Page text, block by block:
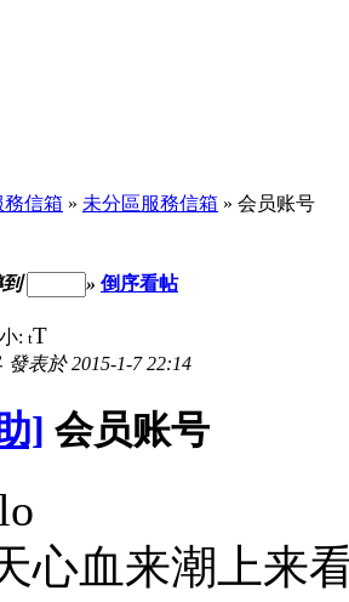
信箱 » 未分區服務信箱 » 会员账号
到 » 倒序看帖
: tT
發表於 2015-1-7 22:14
] 会员账号
心血来潮上来